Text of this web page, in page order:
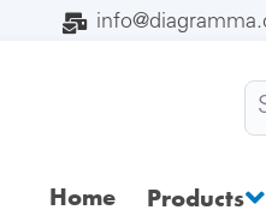
Home Products